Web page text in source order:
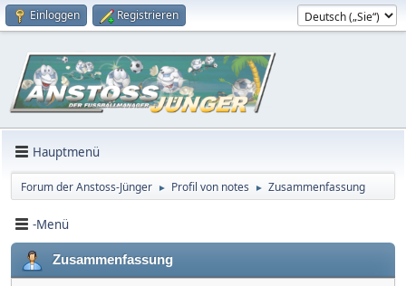
Einloggen Registrieren
Hauptmenü
Forum der Anstoss-Jünger ► Profil von notes ► Zusammenfassung
-Menü
Zusammenfassung